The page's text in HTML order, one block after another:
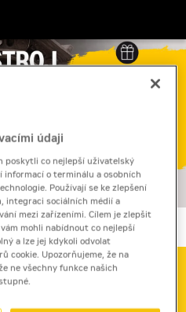
údaji
poskytli co nejlepší uživatelský
informací o terminálu a osobních
Používají se ke zlepšení
integraci sociálních médií a
mezi zařízeními. Cílem je zlepšit
mohli nabídnout co nejlepší
a lze jej kdykoli odvolat
cookie. Upozorňujeme, že na
ne všechny funkce našich